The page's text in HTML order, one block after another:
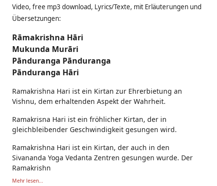
Video, free mp3 download, Lyrics/Texte, mit Erläuterungen und
Übersetzungen:
Rāmakrishna Hāri
Mukunda Murāri
Pānduranga Pānduranga
Pānduranga Hāri
Ramakrishna Hari ist ein Kirtan zur Ehrerbietung an
Vishnu, dem erhaltenden Aspekt der Wahrheit.
Ramakrisna Hari ist ein fröhlicher Kirtan, der in
gleichbleibender Geschwindigkeit gesungen wird.
Ramakrishna Hari ist ein Kirtan, der auch in den
Sivananda Yoga Vedanta Zentren gesungen wurde. Der
Ramakrishn
Mehr lesen...